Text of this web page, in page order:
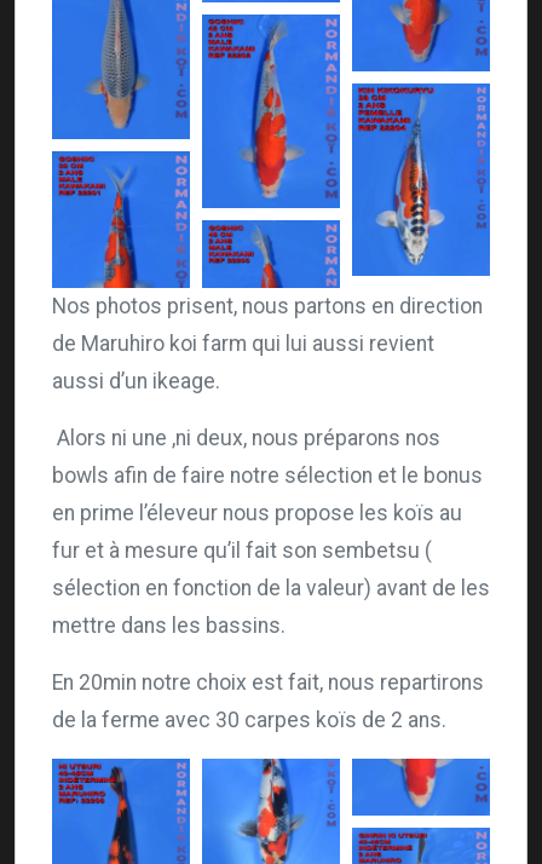
Nos photos prisent, nous partons en direction
de Maruhiro koi farm qui lui aussi revient
aussi d’un ikeage.
Alors ni une ,ni deux, nous préparons nos
bowls afin de faire notre sélection et le bonus
en prime l’éleveur nous propose les koïs au
fur et à mesure qu’il fait son sembetsu (
sélection en fonction de la valeur) avant de les
mettre dans les bassins.
En 20min notre choix est fait, nous repartirons
de la ferme avec 30 carpes koïs de 2 ans.